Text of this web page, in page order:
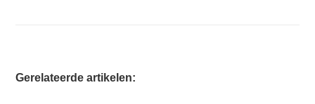
Gerelateerde artikelen: